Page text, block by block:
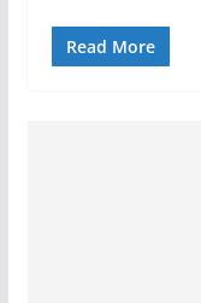
Read More